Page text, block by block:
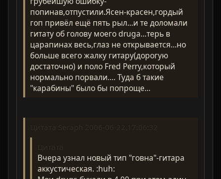
попинав,отпустили.Ясен-красен,гордый
гоп привёл ещё пять рыл...и те доломали
гитату об голову моего druga...терь в
царапинах весь,глаз не открывается...но
больше всего жалку гитару(дорогую
достаточно) и поло Fred Perry,который
нормально порвали.... Туда б такие
"карабины" было бы попроще...
Вчера узнал новый тип "говна"-гитара
аккустическая. :huh: